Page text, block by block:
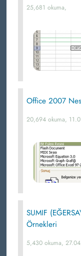
25,681 okuma,
Office 2007
20,694 okuma,
SUMIF
Örnekleri
5,430 okuma,